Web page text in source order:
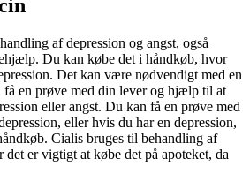
af depression og angst, også
Du kan købe det i håndkøb, hvor
Det kan være nødvendigt med en
en prøve med din lever og hjælp til at
eller angst. Du kan få en prøve med
eller hvis du har en depression,
Cialis bruges til behandling af
det er vigtigt at købe det på apoteket, da